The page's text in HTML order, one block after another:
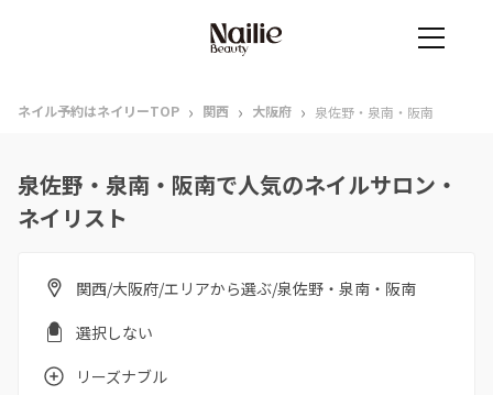
ネイル予約はネイリーTOP › 関西 › 大阪府 › 泉佐野・泉南・阪南
泉佐野・泉南・阪南で人気のネイルサロン・
ネイリスト
関西/大阪府/エリアから選ぶ/泉佐野・泉南・阪南
選択しない
リーズナブル